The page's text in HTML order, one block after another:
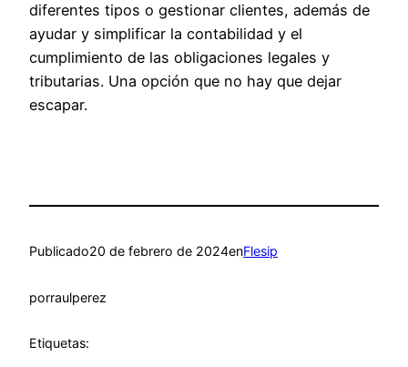
diferentes tipos o gestionar clientes, además de
ayudar y simplificar la contabilidad y el
cumplimiento de las obligaciones legales y
tributarias. Una opción que no hay que dejar
escapar.
Publicado20 de febrero de 2024enFlesip
porraulperez
Etiquetas: